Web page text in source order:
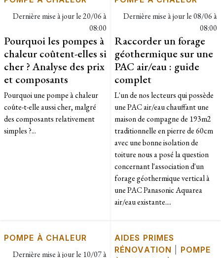
Dernière mise à jour le20/06 à
08:00
Pourquoi les pompes à
chaleur coûtent-elles si
cher ? Analyse des prix
et composants
Pourquoi une pompe à chaleur
coûte-t-elle aussi cher, malgré
des composants relativement
simples ?...
Dernière mise à jour le08/06 à
08:00
Raccorder un forage
géothermique sur une
PAC air/eau : guide
complet
L'un de nos lecteurs qui possède
une PAC air/eau chauffant une
maison de compagne de 193m2
traditionnelle en pierre de 60cm
avec une bonne isolation de
toiture nous a posé la question
concernant l'association d'un
forage géothermique vertical à
une PAC Panasonic Aquarea
air/eau existante....
POMPE À CHALEUR
Dernière mise à jour le 10/07 à
AIDES PRIMES
RÉNOVATION
POMPE